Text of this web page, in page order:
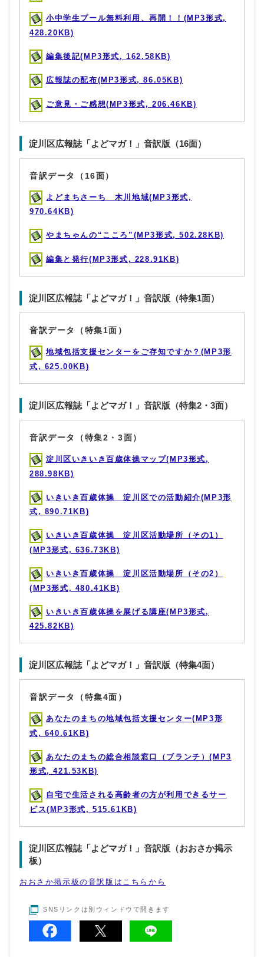
小中学生プール無料利用、再開！！(MP3形式,
428.20KB)
編集後記(MP3形式, 162.58KB)
広報誌の配布(MP3形式, 86.05KB)
ご意見・ご感想(MP3形式, 206.46KB)
淀川区広報誌「よどマガ！」音訳版（16面）
音訳データ（16面）
よどまちさーち 木川地域(MP3形式,
970.64KB)
やまちゃんの“こころ”(MP3形式, 502.28KB)
編集と発行(MP3形式, 228.91KB)
淀川区広報誌「よどマガ！」音訳版（特集1面）
音訳データ（特集1面）
地域包括支援センターをご存知ですか？(MP3形
式, 625.00KB)
淀川区広報誌「よどマガ！」音訳版（特集2・3面）
音訳データ（特集2・3面）
淀川区いきいき百歳体操マップ(MP3形式,
288.98KB)
いきいき百歳体操 淀川区での活動紹介(MP3形
式, 890.71KB)
いきいき百歳体操 淀川区活動場所（その1）
(MP3形式, 636.73KB)
いきいき百歳体操 淀川区活動場所（その2）
(MP3形式, 480.41KB)
いきいき百歳体操を展げる講座(MP3形式,
425.82KB)
淀川区広報誌「よどマガ！」音訳版（特集4面）
音訳データ（特集4面）
あなたのまちの地域包括支援センター(MP3形
式, 640.61KB)
あなたのまちの総合相談窓口（ブランチ）(MP3
形式, 421.53KB)
自宅で生活される高齢者の方が利用できるサー
ビス(MP3形式, 515.61KB)
淀川区広報誌「よどマガ！」音訳版（おおさか掲示
板）
おおさか掲示板の音訳版はこちらから
SNSリンクは別ウィンドウで開きます